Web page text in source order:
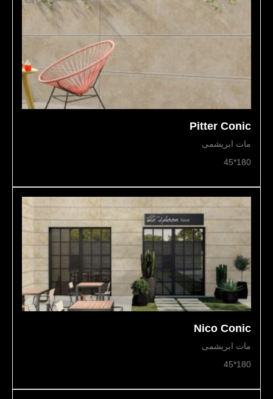
Pitter Conic
مات ابریشمی
180*45
Nico Conic
مات ابریشمی
180*45